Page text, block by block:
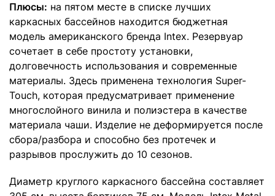
Плюсы: на пятом месте в списке лучших
каркасных бассейнов находится бюджетная
модель американского бренда Intex. Резервуар
сочетает в себе простоту установки,
долговечность использования и современные
материалы. Здесь применена технология Super-
Touch, которая предусматривает применение
многослойного винила и полиэстера в качестве
материала чаши. Изделие не деформируется после
сбора/разбора и способно без протечек и
разрывов прослужить до 10 сезонов.
Диаметр круглого каркасного бассейна составляет